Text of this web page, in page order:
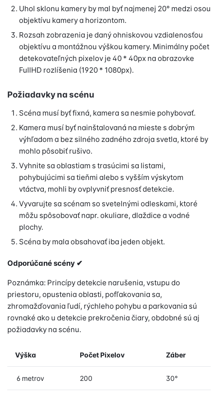
Uhol sklonu kamery by mal byť najmenej 20° medzi osou
objektívu kamery a horizontom.
Rozsah zobrazenia je daný ohniskovou vzdialenosťou
objektívu a montážnou výškou kamery. Minimálny počet
detekovateľných pixelov je 40 * 40px na obrazovke
FullHD rozlíšenia (1920 * 1080px).
Požiadavky na scénu
Scéna musí byť fixná, kamera sa nesmie pohybovať.
Kamera musí byť nainštalovaná na mieste s dobrým
výhľadom a bez silného zadného zdroja svetla, ktoré by
mohlo pôsobiť rušivo.
Vyhnite sa oblastiam s trasúcimi sa listami,
pohybujúcimi sa tieňmi alebo s vyšším výskytom
vtáctva, mohli by ovplyvniť presnosť detekcie.
Vyvarujte sa scénam so svetelnými odleskami, ktoré
môžu spôsobovať napr. okuliare, dlaždice a vodné
plochy.
Scéna by mala obsahovať iba jeden objekt.
Odporúčané scény✔
Poznámka: Princípy detekcie narušenia, vstupu do
priestoru, opustenia oblasti, pofľakovania sa,
zhromažďovania ľudí, rýchleho pohybu a parkovania sú
rovnaké ako u detekcie prekročenia čiary, obdobné sú aj
požiadavky na scénu.
Výška Počet Pixelov Záber
6 metrov 200 30°